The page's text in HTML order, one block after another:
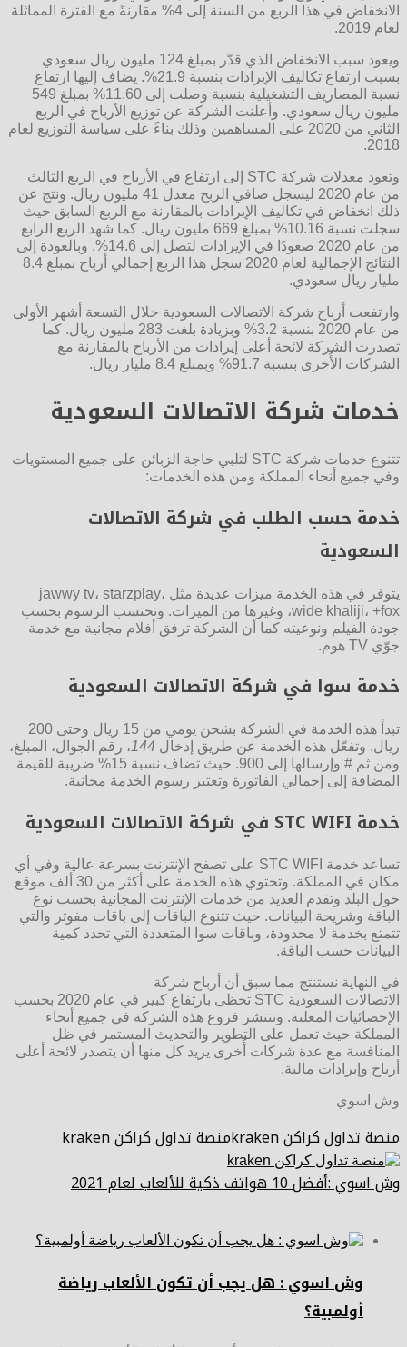
الانخفاض في هذا الربع من السنة إلى 4% مقارنةً مع الفترة المماثلة
لعام 2019.
ويعود سبب الانخفاض الذي قدّر بمبلغ 124 مليون ريال سعودي
بسبب ارتفاع تكاليف الإيرادات بنسبة 21.9%. يضاف إليها ارتفاع
نسبة المصاريف التشغيلية بنسبة وصلت إلى 11.60% بمبلغ 549
مليون ريال سعودي. وأعلنت الشركة عن توزيع الأرباح في الربع
الثاني من 2020 على المساهمين وذلك بناءً على سياسة التوزيع لعام
2018.
وتعود معدلات شركة STC إلى ارتفاع في الأرباح في الربع الثالث
من عام 2020 ليسجل صافي الربح معدل 41 مليون ريال. ونتج عن
ذلك انخفاض في تكاليف الإيرادات بالمقارنة مع الربع السابق حيث
سجلت نسبة 10.16% بمبلغ 669 مليون ريال. كما شهد الربع الرابع
من عام 2020 صعودًا في الإيرادات لتصل إلى 14.6%. وبالعودة إلى
النتائج الإجمالية لعام 2020 سجل هذا الربع إجمالي أرباح بمبلغ 8.4
مليار ريال سعودي.
وارتفعت أرباح شركة الاتصالات السعودية خلال التسعة أشهر الأولى
من عام 2020 بنسبة 3.2% وبزيادة بلغت 283 مليون ريال. كما
تصدرت الشركة لائحة أعلى إيرادات من الأرباح بالمقارنة مع
الشركات الأُخرى بنسبة 91.7% وبمبلغ 8.4 مليار ريال.
خدمات شركة الاتصالات السعودية
تتنوع خدمات شركة STC لتلبي حاجة الزبائن على جميع المستويات
وفي جميع أنحاء المملكة ومن هذه الخدمات:
خدمة حسب الطلب في شركة الاتصالات
السعودية
يتوفر في هذه الخدمة ميزات عديدة مثل jawwy tv، starzplay،
wide khaliji، +fox، وغيرها من الميزات. وتحتسب الرسوم بحسب
جودة الفيلم ونوعيته كما أن الشركة ترفق أفلام مجانية مع خدمة
جوّي TV هوم.
خدمة سوا في شركة الاتصالات السعودية
تبدأ هذه الخدمة في الشركة بشحن يومي من 15 ريال وحتى 200
ريال. وتفعّل هذه الخدمة عن طريق إدخال 144، رقم الجوال، المبلغ،
ومن ثم # وإرسالها إلى 900. حيث تضاف نسبة 15% ضريبة للقيمة
المضافة إلى إجمالي الفاتورة وتعتبر رسوم الخدمة مجانية.
خدمة STC WIFI في شركة الاتصالات السعودية
تساعد خدمة STC WIFI على تصفح الإنترنت بسرعة عالية وفي أي
مكان في المملكة. وتحتوي هذه الخدمة على أكثر من 30 ألف موقع
حول البلد وتقدم العديد من خدمات الإنترنت المجانية بحسب نوع
الباقة وشريحة البيانات. حيث تتنوع الباقات إلى باقات مفوتر والتي
تتمتع بخدمة لا محدودة، وباقات سوا المتعددة التي تحدد كمية
البيانات حسب الباقة.
في النهاية نستنتج مما سبق أن أرباح شركة
الاتصالات السعودية STC تحظى بارتفاع كبير في عام 2020 بحسب
الإحصائيات المعلنة. وتنتشر فروع هذه الشركة في جميع أنحاء
المملكة حيث تعمل على التطوير والتحديث المستمر في ظل
المنافسة مع عدة شركات أُخرى يريد كل منها أن يتصدر لائحة أعلى
أرباح وإيرادات مالية.
وش اسوي
منصة تداول كراكن krakenمنصة تداول كراكن kraken
وش اسوي :أفضل 10 هواتف ذكية للألعاب لعام 2021
وش اسوي : هل يجب أن تكون الألعاب رياضة
أولمبية؟